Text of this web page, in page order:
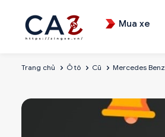
Mua xe
Trang chủ Ô tô Cũ Mercedes Benz